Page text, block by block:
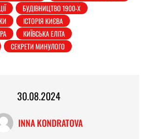
БУДІВНИЦТВО 1900-Х
ІСТОРІЯ КИЄВА
КИЇВСЬКА ЕЛІТА
СЕКРЕТИ МИНУЛОГО
30.08.2024
INNA KONDRATOVA